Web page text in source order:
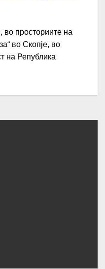
во просториите на
во Скопје, во
на Република